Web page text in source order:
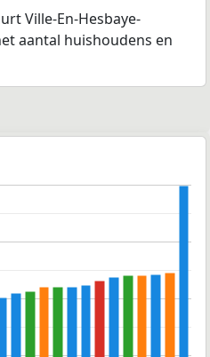
Ville-En-Hesbaye-
aantal huishoudens en